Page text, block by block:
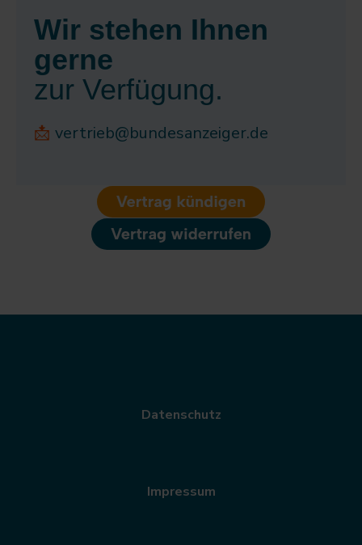
Wir stehen Ihnen
gerne
zur Verfügung.
📩 vertrieb@bundesanzeiger.de
Datenschutz
Impressum